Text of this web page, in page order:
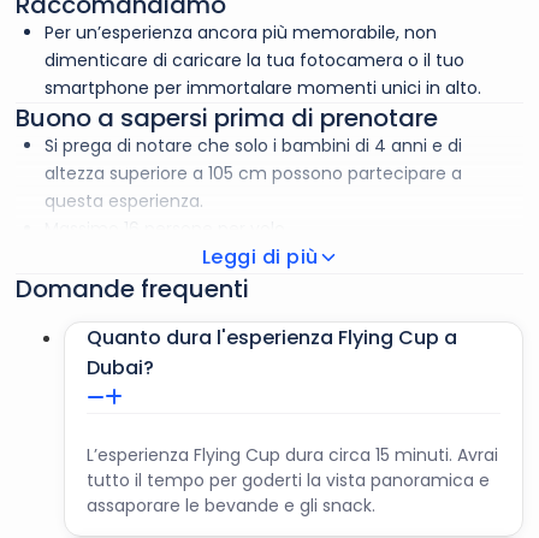
Per un’esperienza ancora più memorabile, non
dimenticare di caricare la tua fotocamera o il tuo
smartphone per immortalare momenti unici in alto.
Buono a sapersi prima di prenotare
Si prega di notare che solo i bambini di 4 anni e di
altezza superiore a 105 cm possono partecipare a
questa esperienza.
Il tour è soggetto alle condizioni meteorologiche e può
essere cancellato dal fornitore in qualsiasi momento. In
meteorologiche, faremo del nostro meglio per
riprogrammare il tour o per offrirti un rimborso
completo.
L’altezza minima richiesta è di 105 cm.
Leggi di più
Domande frequenti
Quanto dura l'esperienza Flying Cup a
Dubai?
L’esperienza Flying Cup dura circa 15 minuti. Avrai
tutto il tempo per goderti la vista panoramica e
assaporare le bevande e gli snack.